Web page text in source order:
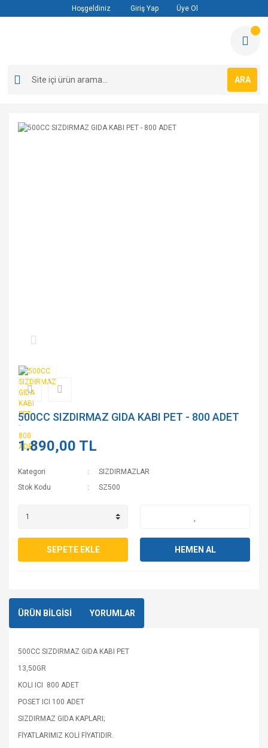
Hoşgeldiniz Giriş Yap Üye Ol
ARA
500CC SIZDIRMAZ GIDA KABI PET - 800 ADET
1.890,00 TL
Kategori
SIZDIRMAZLAR
Stok Kodu
SZ500
SEPETE EKLE HEMEN AL
ÜRÜN BİLGİSİ YORUMLAR
500CC SIZDIRMAZ GIDA KABI PET
13,50GR
KOLI ICI 800 ADET
POSET ICI 100 ADET
SIZDIRMAZ GIDA KAPLARI;
FİYATLARIMIZ KOLİ FİYATIDIR.